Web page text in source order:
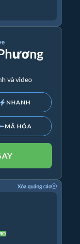
và video
NHANH
MÃ HÓA
Xóa quảng cáo